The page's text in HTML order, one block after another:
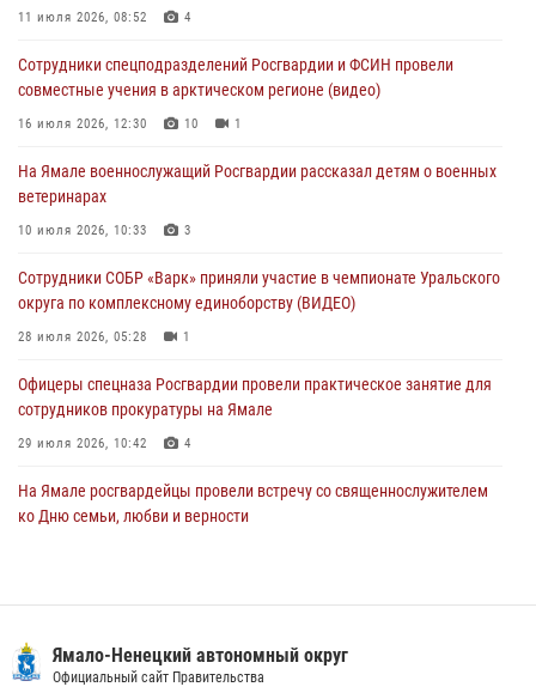
В Уральском округе Росгвардии состоялось заседание
29 июля 2026, 10:39
Сотрудники СОБР «Варк» приняли участие в чемпионате Уральского
На Полярном круге Росгвардия обеспечила безопасность турнира
27 июля 2026, 09:04
11 июля 2026, 08:52 4
Сотрудники спецподразделений Росгвардии и ФСИН провели
совместные учения в арктическом регионе (видео)
16 июля 2026, 12:30 10 1
На Ямале военнослужащий Росгвардии рассказал детям о военных
ветеринарах
10 июля 2026, 10:33 3
Сотрудники СОБР «Варк» приняли участие в чемпионате Уральского
округа по комплексному единоборству (ВИДЕО)
28 июля 2026, 05:28 1
Офицеры спецназа Росгвардии провели практическое занятие для
сотрудников прокуратуры на Ямале
29 июля 2026, 10:42 4
На Ямале росгвардейцы провели встречу со священнослужителем
ко Дню семьи, любви и верности
«Каникулы с Росгвардией» продолжаются на Ямале
Ямало-Ненецкий автономный округ
Официальный сайт Правительства